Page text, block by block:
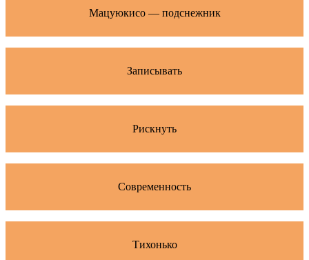
Мацуюкисо — подснежник
Записывать
Рискнуть
Современность
Тихонько